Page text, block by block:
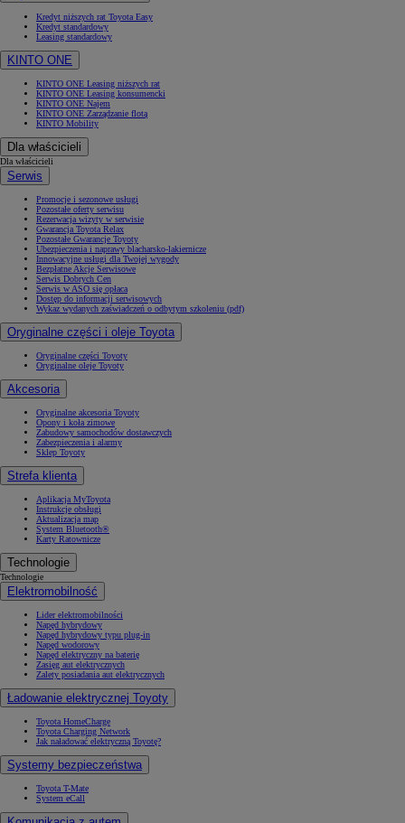
Kredyt niższych rat Toyota Easy
Kredyt standardowy
Leasing standardowy
KINTO ONE
KINTO ONE Leasing niższych rat
KINTO ONE Leasing konsumencki
KINTO ONE Najem
KINTO ONE Zarządzanie flotą
KINTO Mobility
Dla właścicieli
Dla właścicieli
Serwis
Promocje i sezonowe usługi
Pozostałe oferty serwisu
Rezerwacja wizyty w serwisie
Gwarancja Toyota Relax
Pozostałe Gwarancje Toyoty
Ubezpieczenia i naprawy blacharsko-lakiernicze
Innowacyjne usługi dla Twojej wygody
Bezpłatne Akcje Serwisowe
Serwis Dobrych Cen
Serwis w ASO się opłaca
Dostęp do informacji serwisowych
Wykaz wydanych zaświadczeń o odbytym szkoleniu (pdf)
Oryginalne części i oleje Toyota
Oryginalne części Toyoty
Oryginalne oleje Toyoty
Akcesoria
Oryginalne akcesoria Toyoty
Opony i koła zimowe
Zabudowy samochodów dostawczych
Zabezpieczenia i alarmy
Sklep Toyoty
Strefa klienta
Aplikacja MyToyota
Instrukcje obsługi
Aktualizacja map
System Bluetooth®
Karty Ratownicze
Technologie
Technologie
Elektromobilność
Lider elektromobilności
Napęd hybrydowy
Napęd hybrydowy typu plug-in
Napęd wodorowy
Napęd elektryczny na baterię
Zasięg aut elektrycznych
Zalety posiadania aut elektrycznych
Ładowanie elektrycznej Toyoty
Toyota HomeCharge
Toyota Charging Network
Jak naładować elektryczną Toyotę?
Systemy bezpieczeństwa
Toyota T-Mate
System eCall